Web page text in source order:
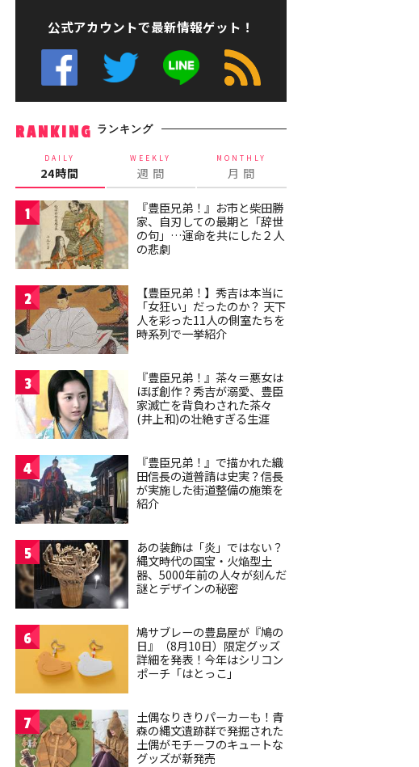
公式アカウントで最新情報ゲット！
RANKING ランキング
DAILY
24時間
WEEKLY
週 間
MONTHLY
月 間
1
『豊臣兄弟！』お市と柴田勝
家、自刃しての最期と「辞世
の句」…運命を共にした２人
の悲劇
2
【豊臣兄弟！】秀吉は本当に
「女狂い」だったのか？ 天下
人を彩った11人の側室たちを
時系列で一挙紹介
3
『豊臣兄弟！』茶々＝悪女は
ほぼ創作？秀吉が溺愛、豊臣
家滅亡を背負わされた茶々
(井上和)の壮絶すぎる生涯
4
『豊臣兄弟！』で描かれた織
田信長の道普請は史実？信長
が実施した街道整備の施策を
紹介
5
あの装飾は「炎」ではない？
縄文時代の国宝・火焔型土
器、5000年前の人々が刻んだ
謎とデザインの秘密
6
鳩サブレーの豊島屋が『鳩の
日』（8月10日）限定グッズ
詳細を発表！今年はシリコン
ポーチ「はとっこ」
7
土偶なりきりパーカーも！青
森の縄文遺跡群で発掘された
土偶がモチーフのキュートな
グッズが新発売